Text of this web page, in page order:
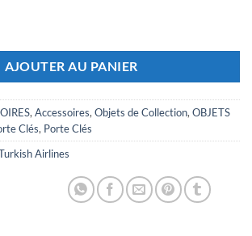
AJOUTER AU PANIER
, Accessoires, Objets de Collection, OBJETS
Clés, Porte Clés
Airlines